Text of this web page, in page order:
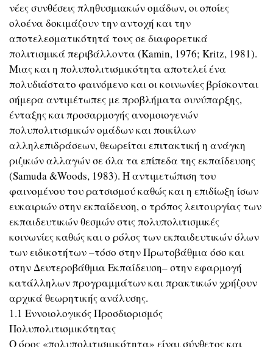
νέες συνθέσεις πληθυσμιακών ομάδων, οι οποίες
ολοένα δοκιμάζουν την αντοχή και την
αποτελεσματικότητά τους σε διαφορετικά
πολιτισμικά περιβάλλοντα (Κamin, 1976; Kritz, 1981).
Μιας και η πολυπολιτισμικότητα αποτελεί ένα
πολυδιάστατο φαινόμενο και οι κοινωνίες βρίσκονται
σήμερα αντιμέτωπες με προβλήματα συνύπαρξης,
ένταξης και προσαρμογής ανομοιογενών
πολυπολιτισμικών ομάδων και ποικίλων
αλληλεπιδράσεων, θεωρείται επιτακτική η ανάγκη
ριζικών αλλαγών σε όλα τα επίπεδα της εκπαίδευσης
(Samuda &Woods, 1983). Η αντιμετώπιση του
φαινομένου του ρατσισμού καθώς και η επιδίωξη ίσων
ευκαιριών στην εκπαίδευση, ο τρόπος λειτουργίας των
εκπαιδευτικών θεσμών στις πολυπολιτισμικές
κοινωνίες καθώς και ο ρόλος των εκπαιδευτικών όλων
των ειδικοτήτων –τόσο στην Πρωτοβάθμια όσο και
στην Δευτεροβάθμια Εκπαίδευση– στην εφαρμογή
κατάλληλων προγραμμάτων και πρακτικών χρήζουν
αρχικά θεωρητικής ανάλυσης.
1.1 Εννοιολογικός Προσδιορισμός
Πολυπολιτισμικότητας
Ο όρος «πολυπολιτισμικότητα» είναι σύνθετος και